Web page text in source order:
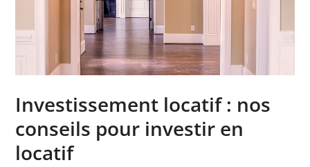
Investissement locatif : nos
conseils pour investir en
locatif